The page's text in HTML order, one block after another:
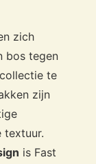
zich
bos tegen
te
zijn
textuur.
is Fast